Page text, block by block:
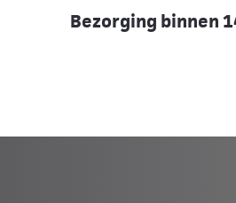
Bezorging binnen